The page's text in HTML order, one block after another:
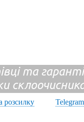
та
розсилку
Telegram